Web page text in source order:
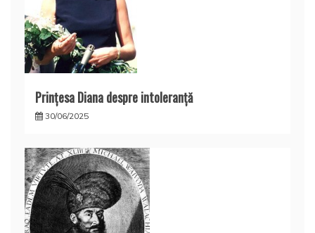
Prințesa Diana despre intoleranță
30/06/2025